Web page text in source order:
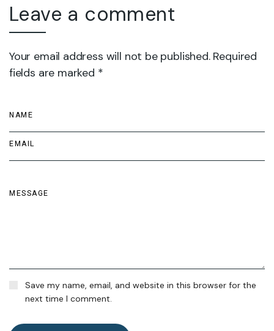
Leave a comment
Your email address will not be published. Required
fields are marked *
Save my name, email, and website in this browser for the
next time I comment.